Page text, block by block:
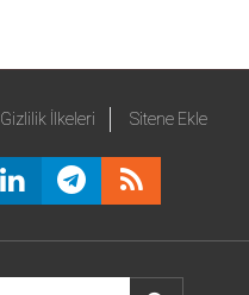
Gizlilik İlkeleri Sitene Ekle